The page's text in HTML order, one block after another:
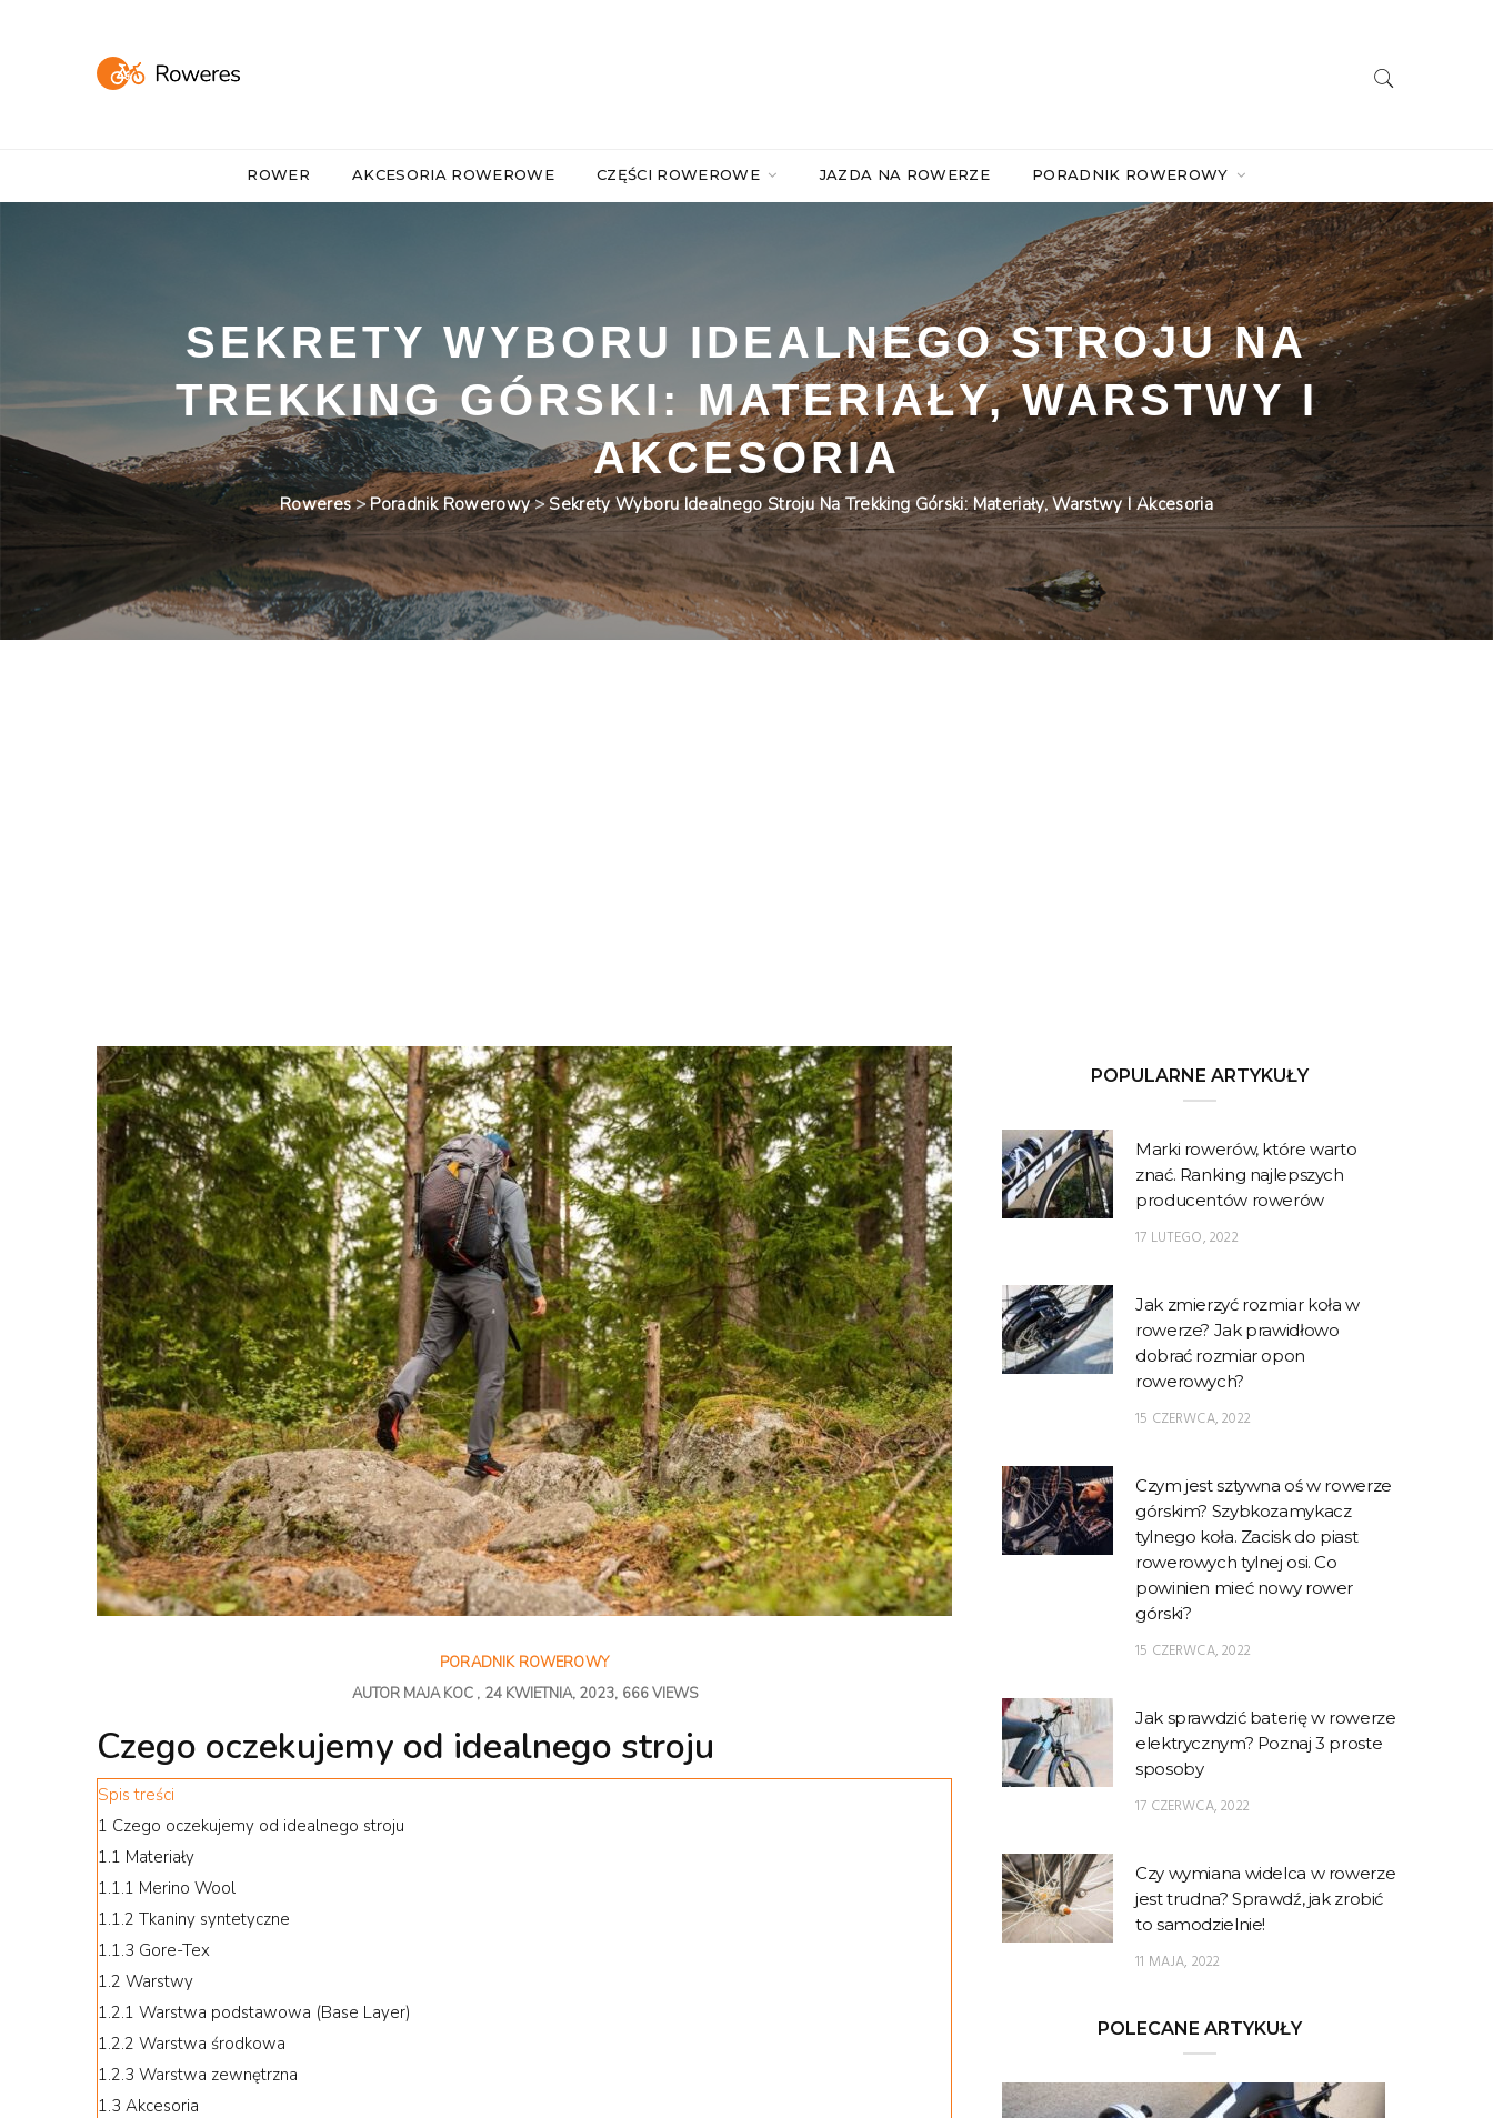
ROWER AKCESORIA ROWEROWE CZĘŚCI ROWEROWE JAZDA NA ROWERZE PORADNIK ROWEROWY
SEKRETY WYBORU IDEALNEGO STROJU NA
TREKKING GÓRSKI: MATERIAŁY, WARSTWY I
AKCESORIA
Roweres>Poradnik Rowerowy>Sekrety Wyboru Idealnego Stroju Na Trekking Górski: Materiały, Warstwy I Akcesoria
PORADNIK ROWEROWY
AUTOR MAJA KOC 24 KWIETNIA, 2023 666 VIEWS
Czego oczekujemy od idealnego stroju
Spis treści
1 Czego oczekujemy od idealnego stroju
1.1 Materiały
1.1.1 Merino Wool
1.1.2 Tkaniny syntetyczne
1.1.3 Gore-Tex
1.2 Warstwy
1.2.1 Warstwa podstawowa (Base Layer)
1.2.2 Warstwa środkowa
1.2.3 Warstwa zewnętrzna
1.3 Akcesoria
POPULARNE ARTYKUŁY
Marki rowerów, które warto
znać. Ranking najlepszych
producentów rowerów
17 LUTEGO, 2022
Jak zmierzyć rozmiar koła w
rowerze? Jak prawidłowo
dobrać rozmiar opon
rowerowych?
15 CZERWCA, 2022
Czym jest sztywna oś w rowerze
górskim? Szybkozamykacz
tylnego koła. Zacisk do piast
rowerowych tylnej osi. Co
powinien mieć nowy rower
górski?
15 CZERWCA, 2022
Jak sprawdzić baterię w rowerze
elektrycznym? Poznaj 3 proste
sposoby
17 CZERWCA, 2022
Czy wymiana widelca w rowerze
jest trudna? Sprawdź, jak zrobić
to samodzielnie!
11 MAJA, 2022
POLECANE ARTYKUŁY